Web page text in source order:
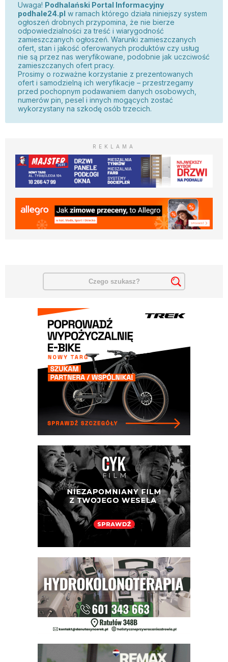
Uwaga! Podhalański Portal Informacyjny
podhale24.pl w ramach którego działa niniejszy system
ogłoszeń drobnych przypomina, że nie bierze
odpowiedzialności za treść i wiarygodność
zamieszczanych ogłoszeń. Warunki zamieszczanych
ofert, stan i jakość oferowanych produktów czy usług
nie są przez nas weryfikowane, podobnie jak uczciwość
zamieszczanych ofert pracy.
Prosimy o rozważne korzystanie z prezentowanych
ofert i samodzielną ich weryfikacje – przestrzegamy
przed pochopnym podawaniem danych osobowych,
numerów pin, pesel i innych mogących zostać
wykorzystany na szkodę osób trzecich.
REKLAMA